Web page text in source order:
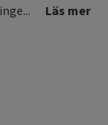
Läs mer